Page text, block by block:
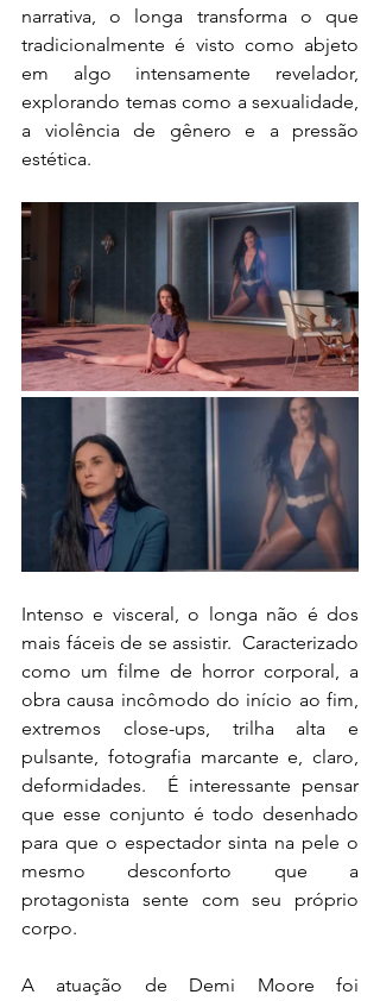
narrativa, o longa transforma o que
tradicionalmente é visto como abjeto
em algo intensamente revelador,
explorando temas como a sexualidade,
a violência de gênero e a pressão
estética.
Intenso e visceral, o longa não é dos
mais fáceis de se assistir.  Caracterizado
como um filme de horror corporal, a
obra causa incômodo do início ao fim,
extremos close-ups, trilha alta e
pulsante, fotografia marcante e, claro,
deformidades.  É interessante pensar
que esse conjunto é todo desenhado
para que o espectador sinta na pele o
mesmo desconforto que a
protagonista sente com seu próprio
corpo.
A atuação de Demi Moore foi